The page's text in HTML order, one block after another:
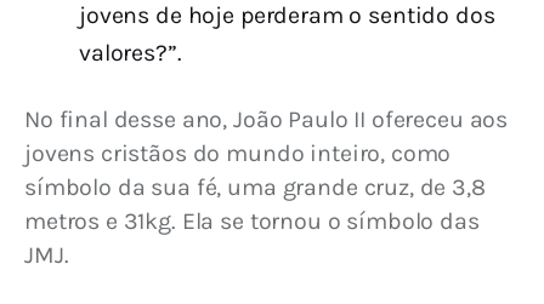
jovens de hoje perderam o sentido dos
valores?”.
No final desse ano, João Paulo II ofereceu aos
jovens cristãos do mundo inteiro, como
símbolo da sua fé, uma grande cruz, de 3,8
metros e 31kg. Ela se tornou o símbolo das
JMJ.